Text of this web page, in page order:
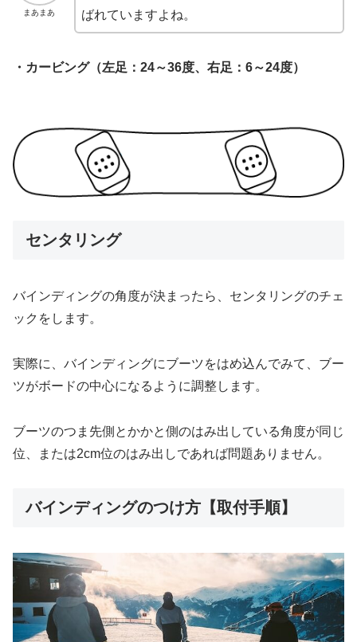
まあまあ
ばれていますよね。
・カービング（左足：24～36度、右足：6～24度）
センタリング
バインディングの角度が決まったら、センタリングのチェ
ックをします。
実際に、バインディングにブーツをはめ込んでみて、ブー
ツがボードの中心になるように調整します。
ブーツのつま先側とかかと側のはみ出している角度が同じ
位、または2cm位のはみ出しであれば問題ありません。
バインディングのつけ方【取付手順】